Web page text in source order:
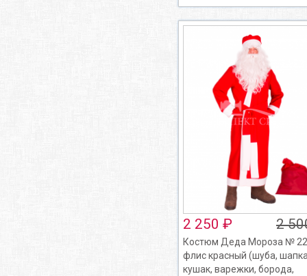
2 250 ₽ 2
Костюм Деда Мороза №
флис красный (шуба,
кушак, варежки, борода,